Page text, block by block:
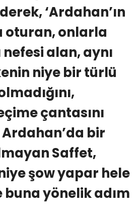
‘Ardahan’ın
oturan, onlarla
alan, aynı
niye bir türlü
çantasını
bir
Saffet,
şow yapar hele
buna yönelik adım